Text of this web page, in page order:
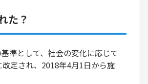
た？
準として、社会の変化に応じて
定され、2018年4月1日から施